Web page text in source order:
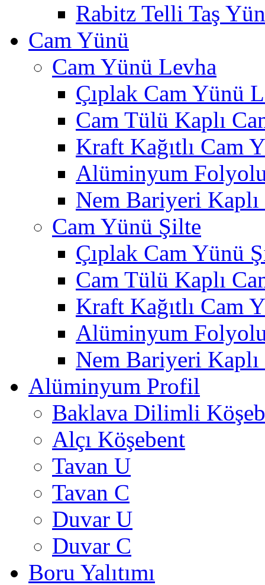
Rabitz Telli Taş
Cam Yünü
Cam Yünü Levha
Çıplak Cam Yünü
Cam Tülü Kaplı
Kraft Kağıtlı Cam
Alüminyum
Nem Bariyeri
Cam Yünü Şilte
Çıplak Cam Yünü
Cam Tülü Kaplı
Kraft Kağıtlı Cam
Alüminyum
Nem Bariyeri
Alüminyum Profil
Baklava Dilimli
Alçı Köşebent
Tavan U
Tavan C
Duvar U
Duvar C
Boru Yalıtımı